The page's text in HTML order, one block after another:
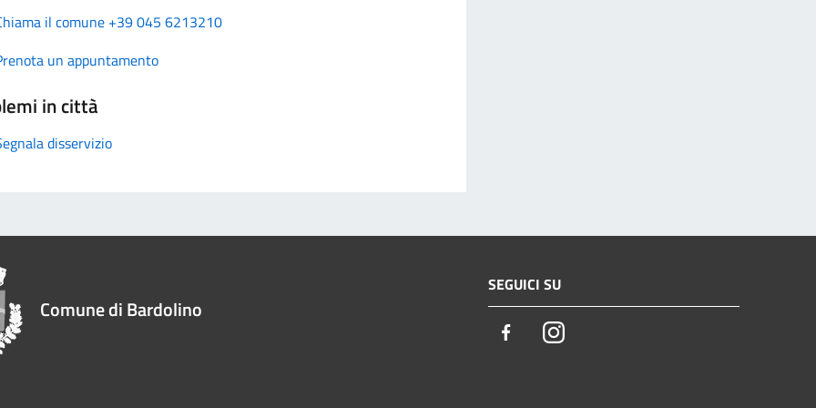
il comune +39 045 6213210
un appuntamento
in città
disservizio
Comune di Bardolino
SEGUICI SU
FacebookInstagram